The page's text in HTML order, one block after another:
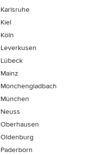
Karlsruhe
Kiel
Köln
Leverkusen
Lübeck
Mainz
Mönchen­gladbach
München
Neuss
Oberhausen
Oldenburg
Paderborn